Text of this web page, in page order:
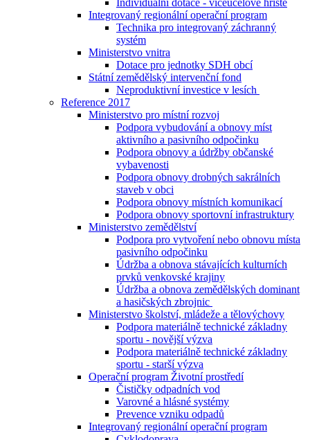
Individuální dotace - víceúčelové hřiště
Integrovaný regionální operační program
Technika pro integrovaný záchranný
systém
Ministerstvo vnitra
Dotace pro jednotky SDH obcí
Státní zemědělský intervenční fond
Neproduktivní investice v lesích
Reference 2017
Ministerstvo pro místní rozvoj
Podpora vybudování a obnovy míst
aktivního a pasivního odpočinku
Podpora obnovy a údržby občanské
vybavenosti
Podpora obnovy drobných sakrálních
staveb v obci
Podpora obnovy místních komunikací
Podpora obnovy sportovní infrastruktury
Ministerstvo zemědělství
Podpora pro vytvoření nebo obnovu místa
pasivního odpočinku
Údržba a obnova stávajících kulturních
prvků venkovské krajiny
Údržba a obnova zemědělských dominant
a hasičských zbrojnic
Ministerstvo školství, mládeže a tělovýchovy
Podpora materiálně technické základny
sportu - novější výzva
Podpora materiálně technické základny
sportu - starší výzva
Operační program Životní prostředí
Čističky odpadních vod
Varovné a hlásné systémy
Prevence vzniku odpadů
Integrovaný regionální operační program